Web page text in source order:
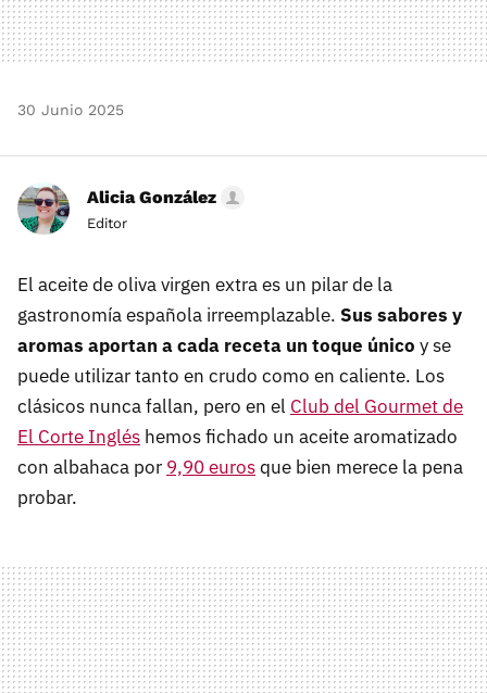
30 Junio 2025
Alicia González
Editor
El aceite de oliva virgen extra es un pilar de la
gastronomía española irreemplazable. Sus sabores y
aromas aportan a cada receta un toque único y se
puede utilizar tanto en crudo como en caliente. Los
clásicos nunca fallan, pero en el Club del Gourmet de
El Corte Inglés hemos fichado un aceite aromatizado
con albahaca por 9,90 eurosque bien merece la pena
probar.